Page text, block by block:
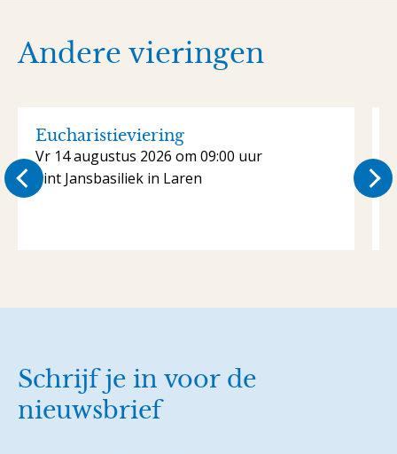
Andere vieringen
Eucharistieviering
Vr 14 augustus 2026 om 09:00 uur
Sint Jansbasiliek in Laren
Schrijf je in voor de
nieuwsbrief